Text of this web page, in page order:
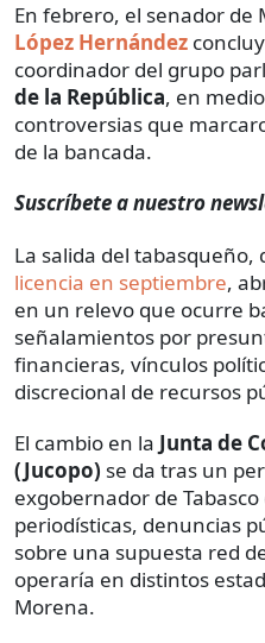
En febrero, el senador de
López Hernández
coordinador del grupo
de la República, en
controversias que
de la bancada.
Suscríbete a nuestro
La salida del tabasqueño,
licencia en septiembre,
en un relevo que ocurre
señalamientos por
financieras, vínculos
discrecional de recursos
El cambio en la Junta de
(Jucopo) se da tras un
exgobernador de
periodísticas, denuncias
sobre una supuesta red
operaría en distintos
Morena.